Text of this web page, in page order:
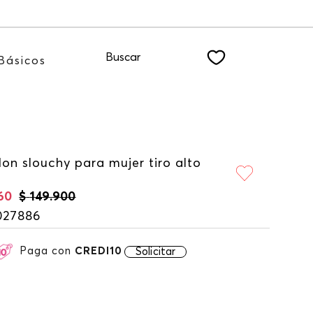
nuestro NEWSLETTER
Básicos Buscar
slouchy para mujer tiro alto
$ 149.900
Paga con CREDI10 Solicitar